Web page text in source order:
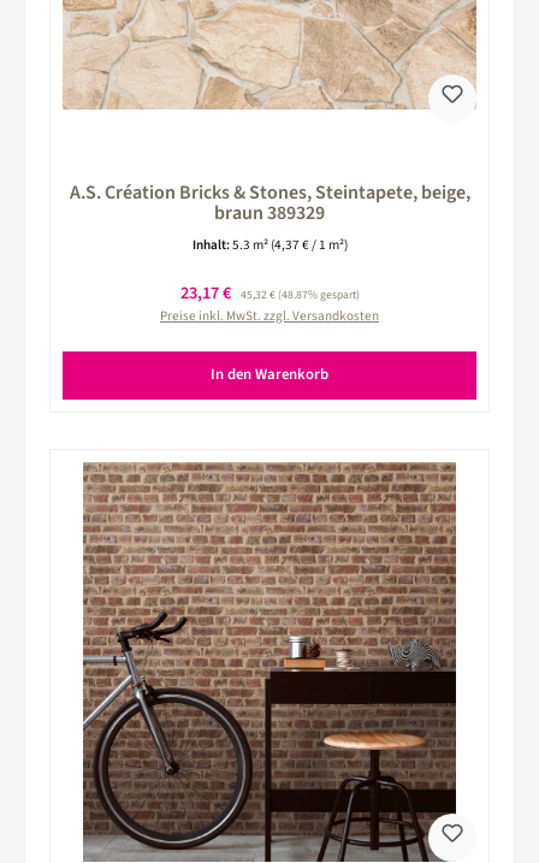
A.S. Création Bricks & Stones, Steintapete, beige,
braun 389329
Inhalt:5.3 m² (4,37 € / 1 m²)
Verkaufspreis:
23,17 € Regulärer Preis:
45,32 €(48.87% gespart)
Preise inkl. MwSt. zzgl. Versandkosten
In den Warenkorb